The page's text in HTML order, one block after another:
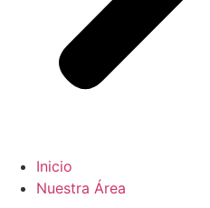
Inicio
Nuestra Área